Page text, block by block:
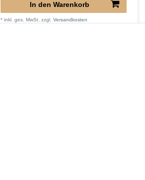
In den Warenkorb
*inkl. ges. MwSt. zzgl.Versandkosten